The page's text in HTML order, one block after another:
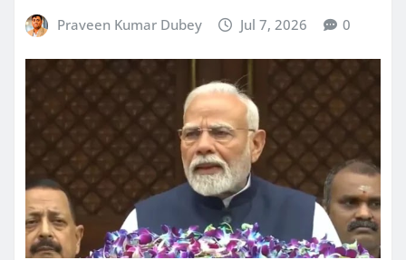
Praveen Kumar Dubey Jul 7, 2026 0